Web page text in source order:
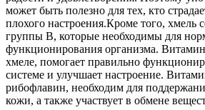
может быть полезно для тех, кто
плохого настроения.Кроме того, хмель
группы В, которые необходимы для
функционирования организма.
хмеле, помогает правильно
системе и улучшает настроение.
рибофлавин, необходим для
кожи, а также участвует в обмене